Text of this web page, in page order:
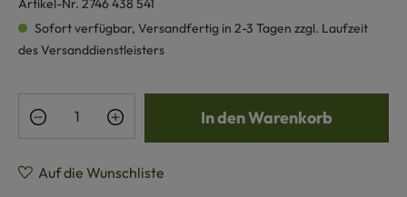
Sofort verfügbar, Versandfertig in 2-3 Tagen zzgl. Laufzeit
des Versanddienstleisters
Produkt Anzahl: Gib den gewünschten
In den Warenkorb
Auf die Wunschliste